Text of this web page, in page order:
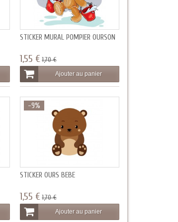
STICKER MURAL POMPIER OURSON
1,55 €1,70 €
Ajouter au panier
STICKER OURS BÉBÉ
-9%
1,55 €1,70 €
Ajouter au panier